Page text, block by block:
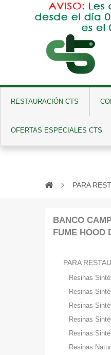
RESTAURACIÓN CTS
OFERTAS ESPECIALES CTS
PARA
BANCO
FUME HOOD
PARA
Resinas
Resinas
Resinas
Resinas
Resinas
Resinas